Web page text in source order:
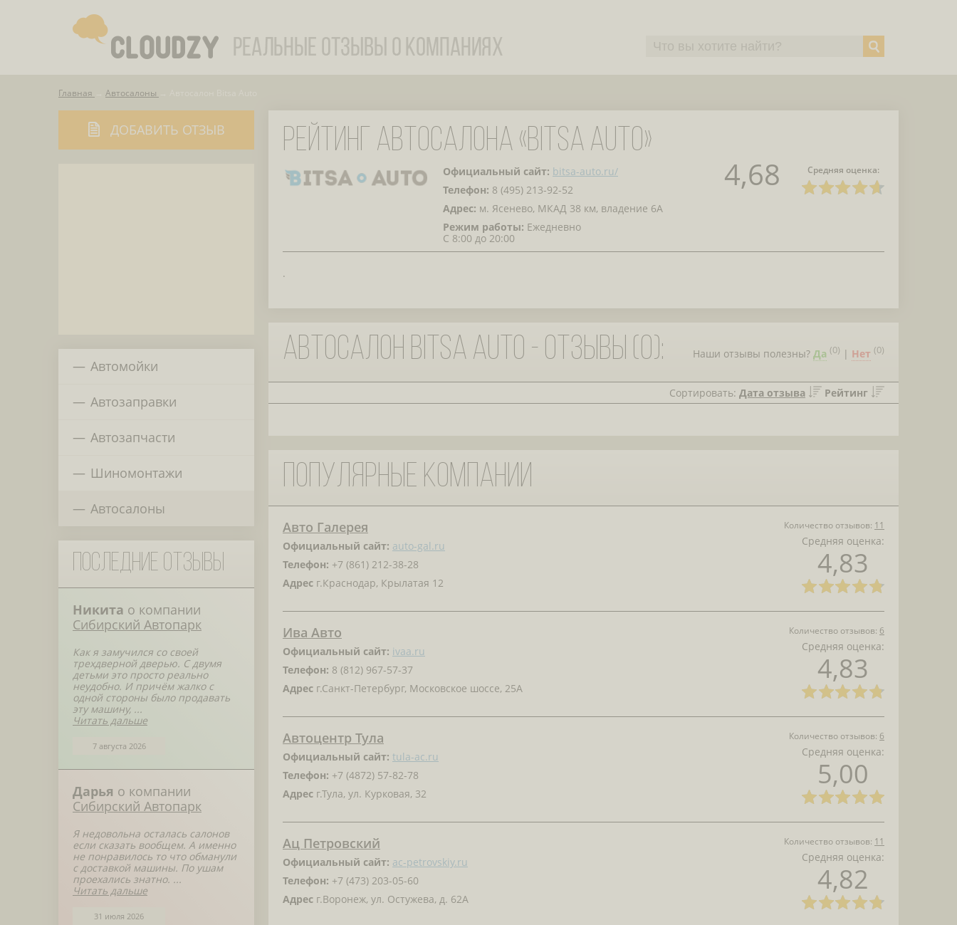
Главная Автосалоны
ДОБАВИТЬ ОТЗЫВ
Автомойки
Автозаправки
Автозапчасти
Шиномонтажи
Автосалоны
Последние отзывы
Никита о компании
Сибирский Автопарк
Как я замучился со своей
трехдверной дверью. С двумя
детьми это просто реально
неудобно. И причём жалко с
одной стороны было продавать
эту машину, ...
Читать дальше
7 августа 2026
Дарья о компании
Сибирский Автопарк
Я недовольна осталась салонов
если сказать вообщем. А именно
не понравилось то что обманули
с доставкой машины. По ушам
проехались знатно. ...
Читать дальше
31 июля 2026
РЕЙТИНГ АВТОСАЛОНА «BITSA AUTO»
Средняя оценка:
4,68
Официальный сайт: bitsa-auto.ru/
Телефон: 8 (495) 213-92-52
Адрес: м. Ясенево, МКАД 38 км, владение 6А
Режим работы: Ежедневно
С 8:00 до 20:00
.
Автосалон Bitsa Auto - отзывы (0): Наши отзывы полезны? Да (0) | Нет (0)
Сортировать: Дата отзыва Рейтинг
Популярные компании
Количество отзывов: 11
Средняя оценка:
4,83
Авто Галерея
Официальный сайт: auto-gal.ru
Телефон: +7 (861) 212-38-28
Адрес г.Краснодар, Крылатая 12
Количество отзывов: 6
Средняя оценка:
4,83
Ива Авто
Официальный сайт: ivaa.ru
Телефон: 8 (812) 967-57-37
Адрес г.Санкт-Петербург, Московское шоссе, 25А
Количество отзывов: 6
Средняя оценка:
5,00
Автоцентр Тула
Официальный сайт: tula-ac.ru
Телефон: +7 (4872) 57-82-78
Адрес г.Тула, ул. Курковая, 32
Количество отзывов: 11
Средняя оценка:
4,82
Ац Петровский
Официальный сайт: ac-petrovskiy.ru
Телефон: +7 (473) 203-05-60
Адрес г.Воронеж, ул. Остужева, д. 62А